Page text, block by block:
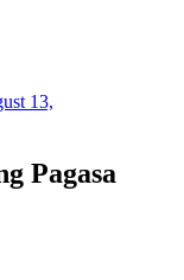
13,
Pagasa